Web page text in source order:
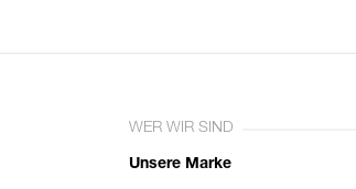
WER WIR SIND
Unsere Marke